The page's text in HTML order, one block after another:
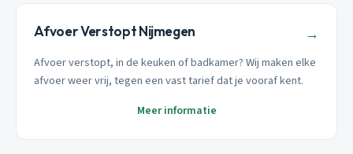
Afvoer Verstopt Nijmegen →
Afvoer verstopt, in de keuken of badkamer? Wij maken elke
afvoer weer vrij, tegen een vast tarief dat je vooraf kent.
Meer informatie